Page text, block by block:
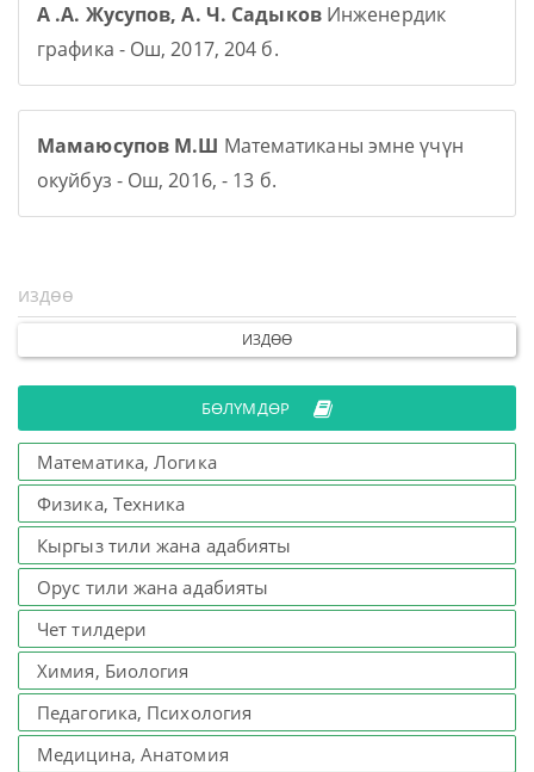
А .А. Жусупов, А. Ч. Садыков Инженердик
графика - Ош, 2017, 204 б.
Мамаюсупов М.Ш Математиканы эмне үчүн
окуйбуз - Ош, 2016, - 13 б.
ИЗДӨӨ
БӨЛҮМДӨР
Математика, Логика
Физика, Техника
Кыргыз тили жана адабияты
Орус тили жана адабияты
Чет тилдери
Химия, Биология
Педагогика, Психология
Медицина, Анатомия